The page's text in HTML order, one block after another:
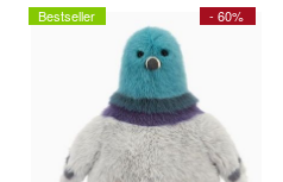
- 60%
Bestseller